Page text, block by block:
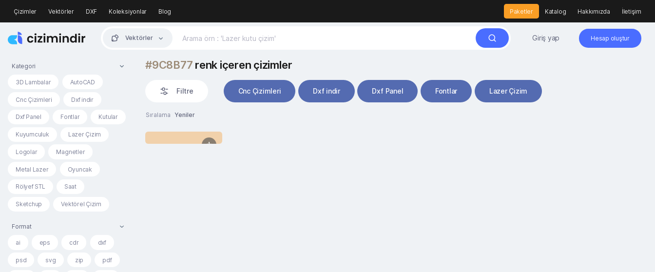
Çizimler Vektörler DXF Koleksiyonlar Blog Paketler Katalog Hakkımızda İletişim
Vektörler Giriş yap Hesap oluştur
Kategori
3D Lambalar AutoCAD
Cnc Çizimleri Dxf indir
Dxf Panel Fontlar Kutular
Kuyumculuk Lazer Çizim
Logolar Magnetler
Metal Lazer Oyuncak
Rölyef STL Saat
Sketchup Vektörel Çizim
Format
ai eps cdr dxf
psd svg zip pdf
#9C8B77 renk içeren çizimler
Filtre Cnc Çizimleri Dxf indir Dxf Panel Fontlar Lazer Çizim
Sıralama Yeniler